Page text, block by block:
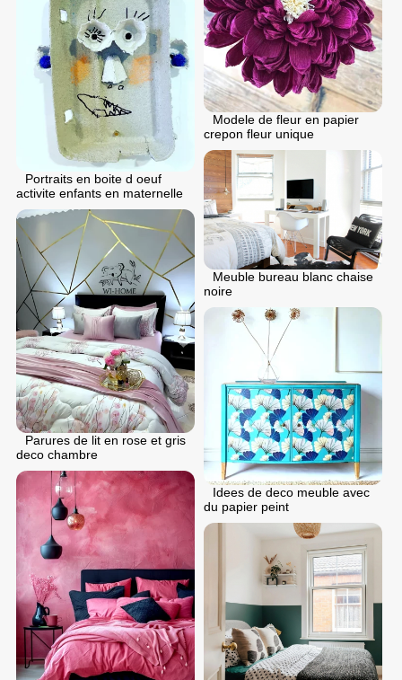
Modele de fleur en papier
crepon fleur unique
Portraits en boite d oeuf
activite enfants en maternelle
Meuble bureau blanc chaise
noire
Parures de lit en rose et gris
deco chambre
Idees de deco meuble avec
du papier peint